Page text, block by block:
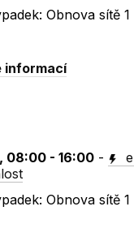
Obnova sítě
informací
08:00 - 16:00 -
Obnova sítě